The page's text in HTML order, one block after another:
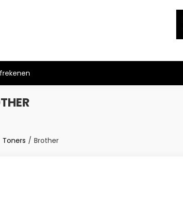
Toners Brother